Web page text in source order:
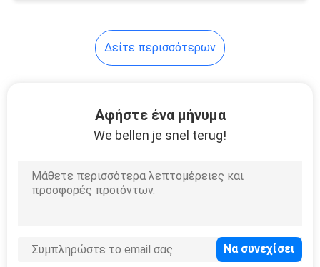
Δείτε περισσότερων
Αφήστε ένα μήνυμα
We bellen je snel terug!